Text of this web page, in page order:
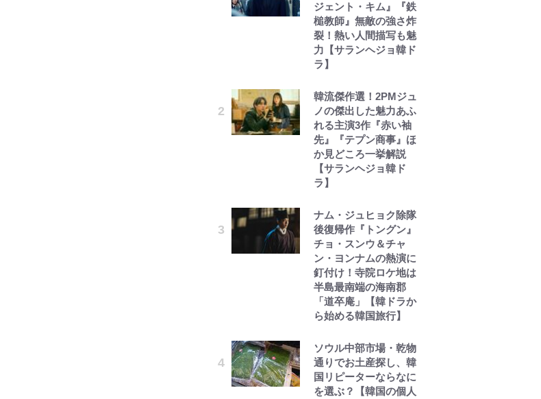
ジェント・キム』『鉄
槌教師』無敵の強さ炸
裂！熱い人間描写も魅
力【サランヘジョ韓ド
ラ】
韓流傑作選！2PMジュ
ノの傑出した魅力あふ
れる主演3作『赤い袖
先』『テプン商事』ほ
か見どころ一挙解説
【サランヘジョ韓ド
ラ】
ナム・ジュヒョク除隊
後復帰作『トングン』
チョ・スンウ＆チャ
ン・ヨンナムの熱演に
釘付け！寺院ロケ地は
半島最南端の海南郡
「道卒庵」【韓ドラか
ら始める韓国旅行】
ソウル中部市場・乾物
通りでお土産探し、韓
国リピーターならなに
を選ぶ？【韓国の個人